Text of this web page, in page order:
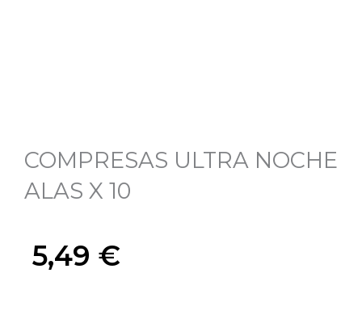
COMPRESAS ULTRA NOCHE
ALAS X 10
5,49 €